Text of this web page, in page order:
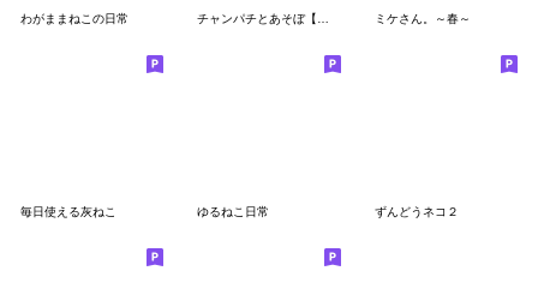
わがままねこの日常 ミケさん。～春～
毎日使える灰ねこ ゆるねこ日常 ずんどうネコ２